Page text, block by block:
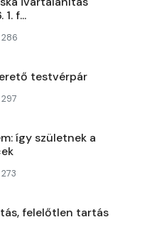
f...
286
testvérpár
297
így születnek a
273
felelőtlen tartás